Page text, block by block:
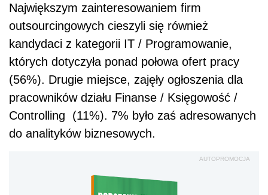
Największym zainteresowaniem firm
outsourcingowych cieszyli się również
kandydaci z kategorii IT / Programowanie,
których dotyczyła ponad połowa ofert pracy
(56%). Drugie miejsce, zajęły ogłoszenia dla
pracowników działu Finanse / Księgowość /
Controlling (11%). 7% było zaś adresowanych
do analityków biznesowych.
AUTOPROMOCJA